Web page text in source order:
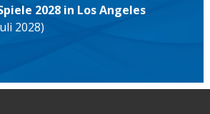
2028 in Los Angeles
2028)